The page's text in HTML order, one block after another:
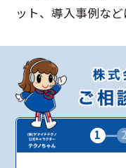
ット、導入事例など
1 2